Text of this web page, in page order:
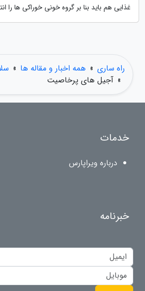
غذایی هم باید بنا بر گروه خونی خوراکی ها را
راه ساری » همه اخبار و مقاله ها »
» آجیل های پرخاصیت
خدمات
درباره ویراپارس
خبرنامه